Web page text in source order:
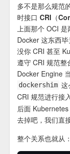
多不是那么规范
时接口 CRI（
上面那个 OCI
Docker 这东西
没你 CRI 甚至
遵守 CRI 规范整
Docker Engine
dockershim 这
CRI 规范进行接入
后面
去掉吧，我们直
整个关系也就从：